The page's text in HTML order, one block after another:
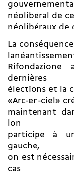
gouvernemental
néolibéral de
néolibéraux de
La
dernières
élections et la
«Arc-en-ciel»
maintenant
lon
participe à
gauche,
on est
cas